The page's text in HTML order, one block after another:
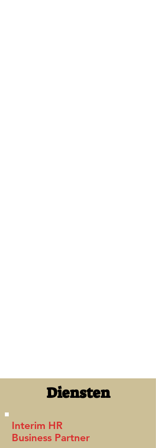
Diensten
Interim HR
Business Partner